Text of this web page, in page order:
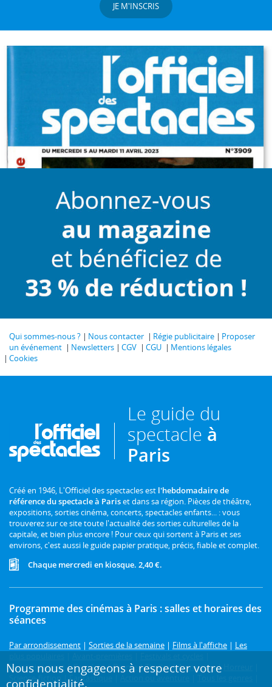
JE M'INSCRIS
Qui sommes-nous ? Nous contacter Régie publicitaire
Proposer
un événement
Newsletters CGV CGU
Mentions légales
Cookies
Le guide du
spectacle à
Paris
Créé en 1946, L'Officiel des spectacles est l'hebdomadaire de
référence du spectacle à Pariset dans sa région. Pièces de théâtre,
expositions, sorties cinéma, concerts, spectacles enfants... : vous
trouverez sur ce site toute l'actualité des sorties culturelles de la
capitale, et bien plus encore ! Pour ceux qui sortent à Paris et ses
environs, c'est aussi le guide papier pratique, précis, fiable et complet.
Chaque mercredi en kiosque. 2,40 €.
Programme des cinémas à Paris : salles et horaires des
séances
Par arrondissement | Sorties de la semaine | Films à l'affiche | Les
Prochainement |Comédie|Drame |Thriller|Animation|
Science-fiction
|Fantastique Action ou aventure
Nous nous engageons à respecter votre
confidentialité.